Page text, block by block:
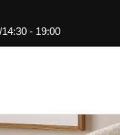
/14:30 - 19:00